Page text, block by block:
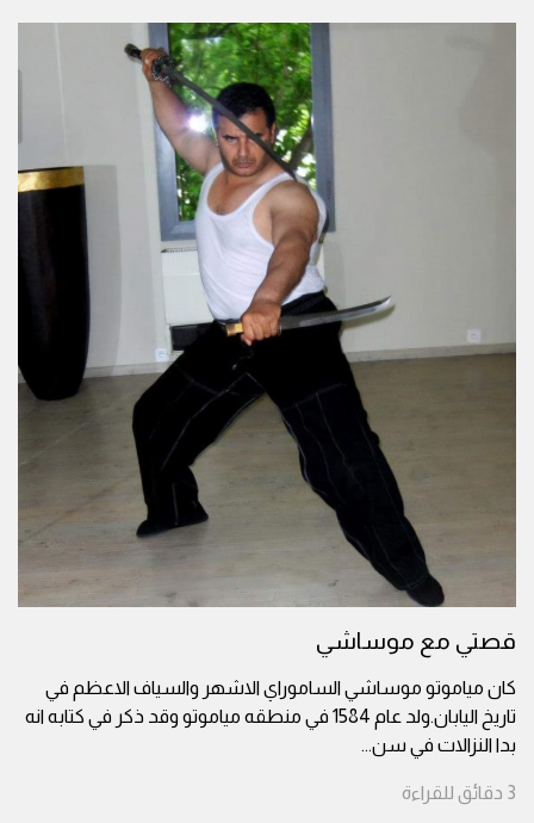
قصتي مع موساشي
كان مياموتو موساشي الساموراي الاشهر والسياف الاعظم في
تاريخ اليابان.ولد عام 1584 في منطقه مياموتو وقد ذكر في كتابه انه
بدا النزالات في سن...
3 دقائق للقراءة